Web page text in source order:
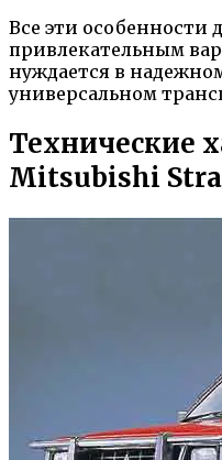
Все эти особенности
привлекательным
нуждается в
универсальном
Технические
Mitsubishi